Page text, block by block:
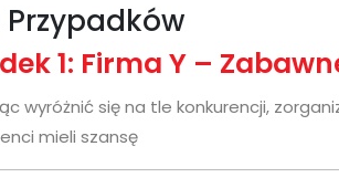
1: Firma Y –
wyróżnić się na tle konkurencji,
mieli szansę